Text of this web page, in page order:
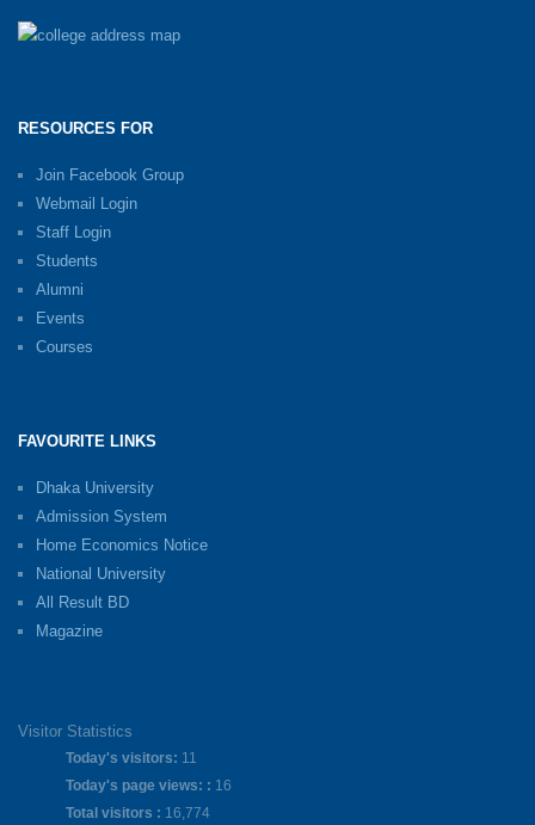
RESOURCES FOR
Join Facebook Group
Webmail Login
Staff Login
Students
Alumni
Events
Courses
FAVOURITE LINKS
Dhaka University
Admission System
Home Economics Notice
National University
All Result BD
Magazine
Visitor Statistics
Today's visitors: 11
Today's page views: : 16
Total visitors : 16,774